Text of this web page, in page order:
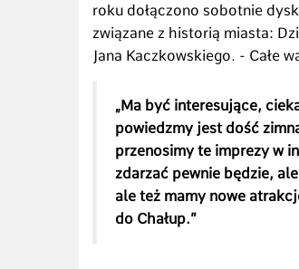
roku dołączono sobotnie
związane z historią miasta:
Jana Kaczkowskiego. - Całe
„Ma być interesujące,
powiedzmy jest dość
przenosimy te imprezy w
zdarzać pewnie będzie,
ale też mamy nowe
do Chałup.”